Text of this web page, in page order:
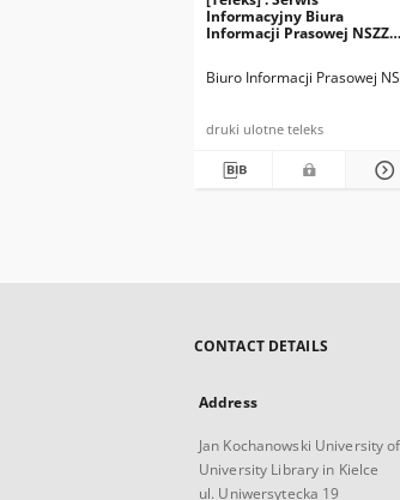
Informacyjny Biura
Informacji Prasowej NSZZ
Biuro Informacji Prasowej
druki ulotne teleks
CONTACT DETAILS
Address
Jan Kochanowski University
University Library in Kielce
ul. Uniwersytecka 19